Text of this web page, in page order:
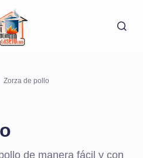
Zorza de pollo
de manera fácil y con